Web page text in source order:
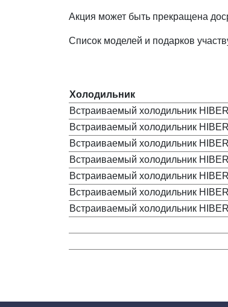
Акция может быть прекращена
Список моделей и подарков
Холодильник
Встраиваемый холодильник
Встраиваемый холодильник
Встраиваемый холодильник
Встраиваемый холодильник
Встраиваемый холодильник
Встраиваемый холодильник
Встраиваемый холодильник